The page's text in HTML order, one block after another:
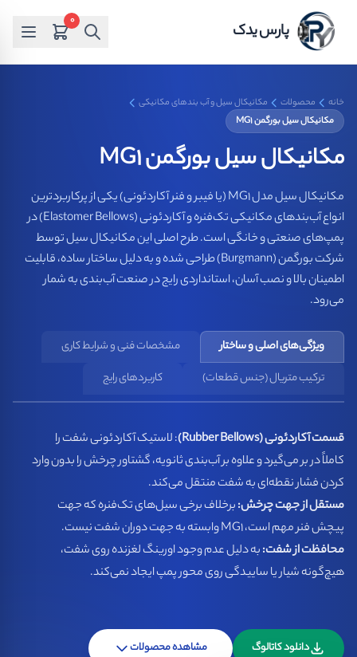
پارس یدک 0
خانه محصولات
مکانیکال سیل و آب بندهای مکانیکی
مکانیکال سیل بورگمن MG1
مکانیکال سیل بورگمن MG1
مکانیکال سیل مدل MG1 (یا فیبر و فنر آکاردئونی) یکی از پرکاربردترین
انواع آب‌بندهای مکانیکی تک‌فنره و آکاردئونی (Elastomer Bellows) در
پمپ‌های صنعتی و خانگی است. طرح اصلی این مکانیکال سیل توسط
شرکت بورگمن (Burgmann) طراحی شده و به دلیل ساختار ساده، قابلیت
اطمینان بالا و نصب آسان، استانداردی رایج در صنعت آب‌بندی به شمار
می‌رود.
ویژگی‌های اصلی و ساختار
مشخصات فنی و شرایط کاری
ترکیب متریال (جنس قطعات)
کاربردهای رایج
قسمت آکاردئونی (Rubber Bellows)
: لاستیک آکاردئونی شفت را
کاملاً در بر می‌گیرد و علاوه بر آب‌بندی ثانویه، گشتاور چرخش را بدون وارد
کردن فشار نقطه‌ای به شفت منتقل می‌کند.
مستقل از جهت چرخش:برخلاف برخی سیل‌های تک‌فنره که جهت
پیچش فنر مهم است، MG1 وابسته به جهت دوران شفت نیست.
محافظت از شفت:به دلیل عدم وجود اورینگ لغزنده روی شفت،
هیچ‌گونه شیار یا ساییدگی روی محور پمپ ایجاد نمی‌کند.
دانلود کاتالوگ مشاهده محصولات